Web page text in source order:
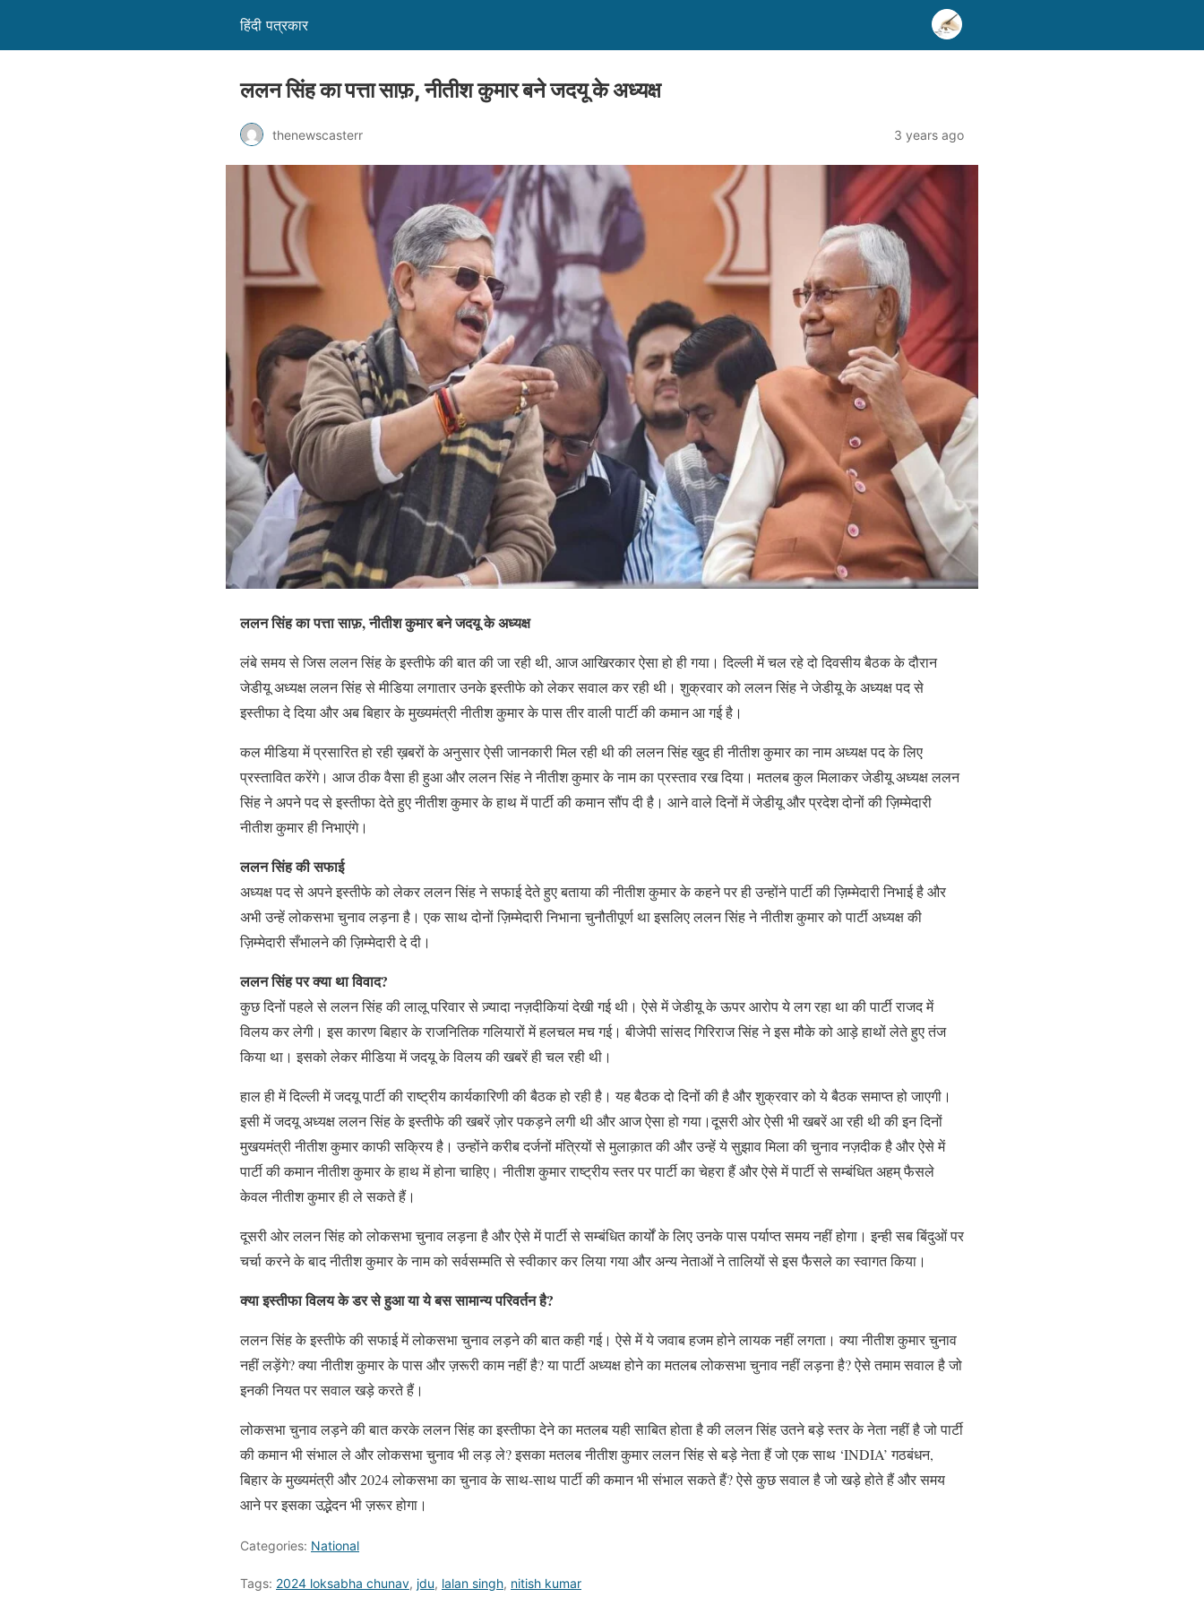
हिंदी पत्रकार
ललन सिंह का पत्ता साफ़, नीतीश कुमार बने जदयू के अध्यक्ष
thenewscasterr 3 years ago
ललन सिंह का पत्ता साफ़, नीतीश कुमार बने जदयू के अध्यक्ष
लंबे समय से जिस ललन सिंह के इस्तीफे की बात की जा रही थी, आज आखिरकार ऐसा हो ही गया। दिल्ली में चल रहे दो दिवसीय बैठक के दौरान
जेडीयू अध्यक्ष ललन सिंह से मीडिया लगातार उनके इस्तीफे को लेकर सवाल कर रही थी। शुक्रवार को ललन सिंह ने जेडीयू के अध्यक्ष पद से
इस्तीफा दे दिया और अब बिहार के मुख्यमंत्री नीतीश कुमार के पास तीर वाली पार्टी की कमान आ गई है।
कल मीडिया में प्रसारित हो रही ख़बरों के अनुसार ऐसी जानकारी मिल रही थी की ललन सिंह खुद ही नीतीश कुमार का नाम अध्यक्ष पद के लिए
प्रस्तावित करेंगे। आज ठीक वैसा ही हुआ और ललन सिंह ने नीतीश कुमार के नाम का प्रस्ताव रख दिया। मतलब कुल मिलाकर जेडीयू अध्यक्ष ललन
सिंह ने अपने पद से इस्तीफा देते हुए नीतीश कुमार के हाथ में पार्टी की कमान सौंप दी है। आने वाले दिनों में जेडीयू और प्रदेश दोनों की ज़िम्मेदारी
नीतीश कुमार ही निभाएंगे।
ललन सिंह की सफाई
अध्यक्ष पद से अपने इस्तीफे को लेकर ललन सिंह ने सफाई देते हुए बताया की नीतीश कुमार के कहने पर ही उन्होंने पार्टी की ज़िम्मेदारी निभाई है और
अभी उन्हें लोकसभा चुनाव लड़ना है। एक साथ दोनों ज़िम्मेदारी निभाना चुनौतीपूर्ण था इसलिए ललन सिंह ने नीतीश कुमार को पार्टी अध्यक्ष की
ज़िम्मेदारी सँभालने की ज़िम्मेदारी दे दी।
ललन सिंह पर क्या था विवाद?
कुछ दिनों पहले से ललन सिंह की लालू परिवार से ज़्यादा नज़दीकियां देखी गई थी। ऐसे में जेडीयू के ऊपर आरोप ये लग रहा था की पार्टी राजद में
विलय कर लेगी। इस कारण बिहार के राजनितिक गलियारों में हलचल मच गई। बीजेपी सांसद गिरिराज सिंह ने इस मौके को आड़े हाथों लेते हुए तंज
किया था। इसको लेकर मीडिया में जदयू के विलय की खबरें ही चल रही थी।
हाल ही में दिल्ली में जदयू पार्टी की राष्ट्रीय कार्यकारिणी की बैठक हो रही है। यह बैठक दो दिनों की है और शुक्रवार को ये बैठक समाप्त हो जाएगी।
इसी में जदयू अध्यक्ष ललन सिंह के इस्तीफे की खबरें ज़ोर पकड़ने लगी थी और आज ऐसा हो गया।दूसरी ओर ऐसी भी खबरें आ रही थी की इन दिनों
मुखयमंत्री नीतीश कुमार काफी सक्रिय है। उन्होंने करीब दर्जनों मंत्रियों से मुलाक़ात की और उन्हें ये सुझाव मिला की चुनाव नज़दीक है और ऐसे में
पार्टी की कमान नीतीश कुमार के हाथ में होना चाहिए। नीतीश कुमार राष्ट्रीय स्तर पर पार्टी का चेहरा हैं और ऐसे में पार्टी से सम्बंधित अहम् फैसले
केवल नीतीश कुमार ही ले सकते हैं।
दूसरी ओर ललन सिंह को लोकसभा चुनाव लड़ना है और ऐसे में पार्टी से सम्बंधित कार्यों के लिए उनके पास पर्याप्त समय नहीं होगा। इन्ही सब बिंदुओं पर
चर्चा करने के बाद नीतीश कुमार के नाम को सर्वसम्मति से स्वीकार कर लिया गया और अन्य नेताओं ने तालियों से इस फैसले का स्वागत किया।
क्या इस्तीफा विलय के डर से हुआ या ये बस सामान्य परिवर्तन है?
ललन सिंह के इस्तीफे की सफाई में लोकसभा चुनाव लड़ने की बात कही गई। ऐसे में ये जवाब हजम होने लायक नहीं लगता। क्या नीतीश कुमार चुनाव
नहीं लड़ेंगे? क्या नीतीश कुमार के पास और ज़रूरी काम नहीं है? या पार्टी अध्यक्ष होने का मतलब लोकसभा चुनाव नहीं लड़ना है? ऐसे तमाम सवाल है जो
इनकी नियत पर सवाल खड़े करते हैं।
लोकसभा चुनाव लड़ने की बात करके ललन सिंह का इस्तीफा देने का मतलब यही साबित होता है की ललन सिंह उतने बड़े स्तर के नेता नहीं है जो पार्टी
की कमान भी संभाल ले और लोकसभा चुनाव भी लड़ ले? इसका मतलब नीतीश कुमार ललन सिंह से बड़े नेता हैं जो एक साथ ‘INDIA’ गठबंधन,
बिहार के मुख्यमंत्री और 2024 लोकसभा का चुनाव के साथ-साथ पार्टी की कमान भी संभाल सकते हैं? ऐसे कुछ सवाल है जो खड़े होते हैं और समय
आने पर इसका उद्भेदन भी ज़रूर होगा।
Categories: National
Tags: 2024 loksabha chunav, jdu, lalan singh, nitish kumar